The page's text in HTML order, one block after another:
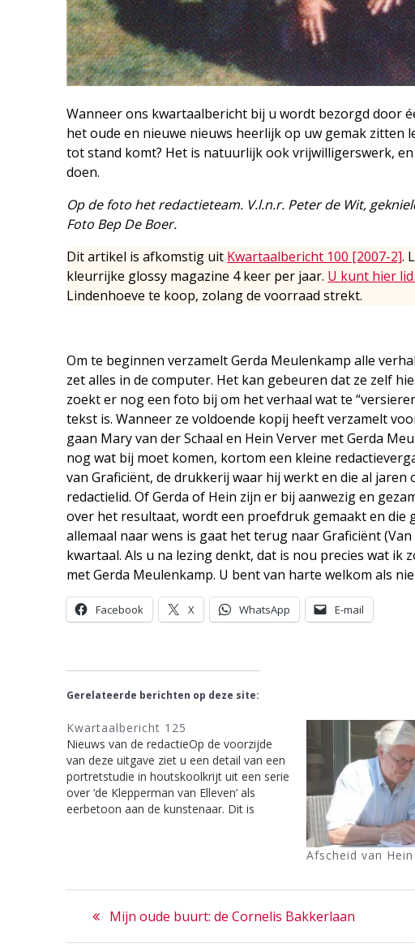
Wanneer ons kwartaalbericht bij u wordt bezorgd door
het oude en nieuwe nieuws heerlijk op uw gemak zitten
tot stand komt? Het is natuurlijk ook vrijwilligerswerk,
doen.
Op de foto het redactieteam. V.l.n.r. Peter de Wit,
Foto Bep De Boer.
Dit artikel is afkomstig uit Kwartaalbericht 100 [2007-2].
kleurrijke glossy magazine 4 keer per jaar. U kunt hier
Lindenhoeve te koop, zolang de voorraad strekt.
Om te beginnen verzamelt Gerda Meulenkamp alle
zet alles in de computer. Het kan gebeuren dat ze zelf
zoekt er nog een foto bij om het verhaal wat te
tekst is. Wanneer ze voldoende kopij heeft verzamelt
gaan Mary van der Schaal en Hein Verver met Gerda
nog wat bij moet komen, kortom een kleine
van Graficiënt, de drukkerij waar hij werkt en die al
redactielid. Of Gerda of Hein zijn er bij aanwezig en
over het resultaat, wordt een proefdruk gemaakt en die
allemaal naar wens is gaat het terug naar Graficiënt
kwartaal. Als u na lezing denkt, dat is nou precies wat ik
met Gerda Meulenkamp. U bent van harte welkom als
Facebook X WhatsApp E-mail
Gerelateerde berichten op deze site:
Kwartaalbericht 125
Nieuws van de redactieOp de voorzijde
van deze uitgave ziet u een detail van een
portretstudie in houtskoolkrijt uit een serie
over ‘de Klepperman van Elleven’ als
eerbetoon aan de kunstenaar. Dit is
Afscheid van
Bericht
Previous
Mijn oude buurt: de Cornelis Bakkerlaan